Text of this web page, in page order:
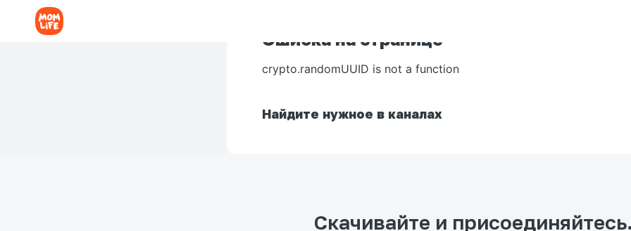
Ошибка на странице
crypto.randomUUID is not a function
Найдите нужное в каналах
Скачивайте и присоединяйтесь.